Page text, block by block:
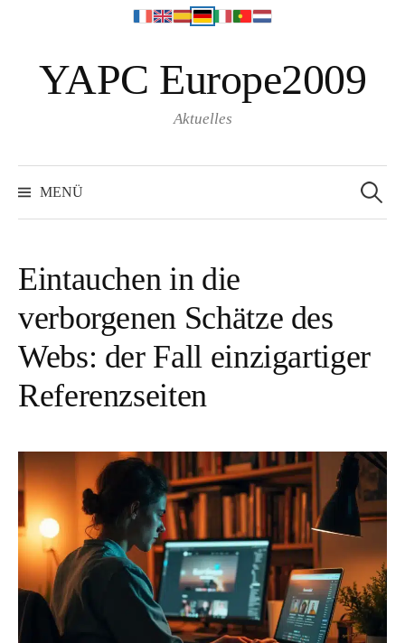
g
e
I
n
a
l
t
YAPC Europe2009
Aktuelles
MENÜ
e
a
Eintauchen in die
verborgenen Schätze des
Webs: der Fall einzigartiger
Referenzseiten